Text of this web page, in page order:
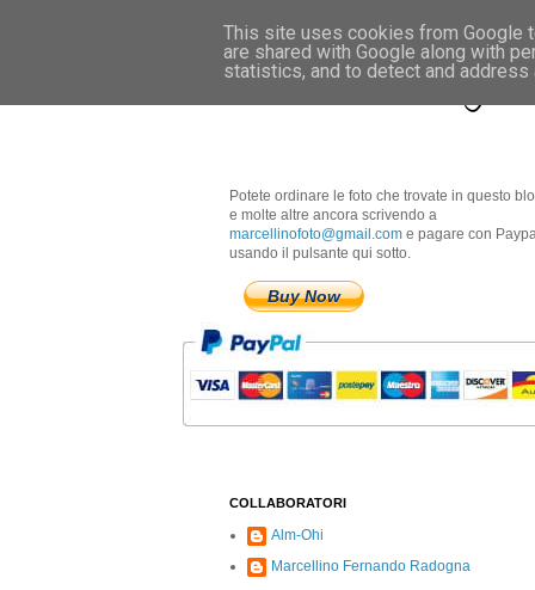
Marcellino
Potete ordinare le foto che trovate in questo
e molte altre ancora scrivendo a
marcellinofoto@gmail.com e pagare con
usando il pulsante qui sotto.
Buy Now
COLLABORATORI
Alm-Ohi
Marcellino Fernando Radogna
This site uses cookies from Google
are shared with Google along with
statistics, and to detect and address